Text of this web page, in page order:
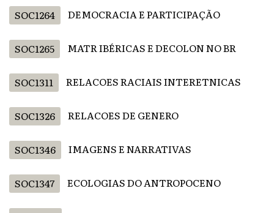
SOC1264 DEMOCRACIA E PARTICIPAÇÃO
SOC1265 MATR IBÉRICAS E DECOLON NO BR
SOC1311 RELACOES RACIAIS INTERETNICAS
SOC1326 RELACOES DE GENERO
SOC1346 IMAGENS E NARRATIVAS
SOC1347 ECOLOGIAS DO ANTROPOCENO